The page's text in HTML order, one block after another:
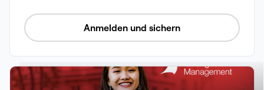
Anmelden und sichern